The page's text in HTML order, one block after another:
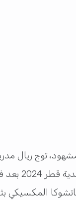
توج ريال
القارات
المكسيكي